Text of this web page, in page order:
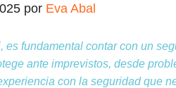
por Eva Abal
es fundamental contar con un
ante imprevistos, desde
con la seguridad que